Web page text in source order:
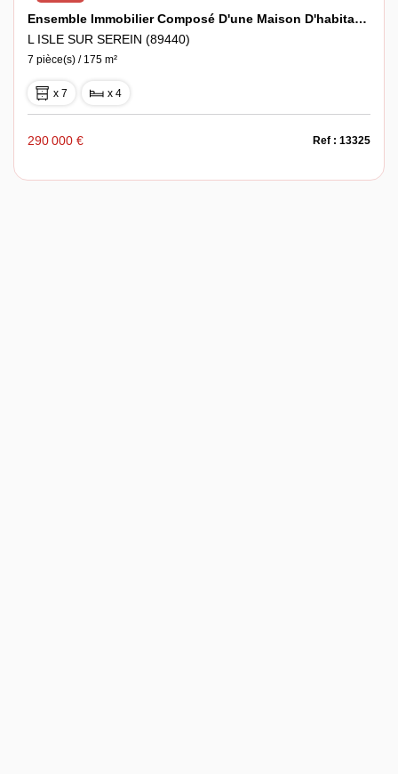
Ensemble Immobilier Composé D'une Maison D'habitation Et Un Local Commercial Loué
L ISLE SUR SEREIN (89440)
7 pièce(s) / 175 m²
x 7 x 4
290 000 € Ref : 13325